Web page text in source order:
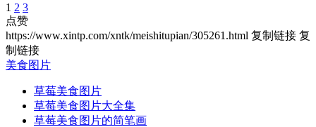
1 2 3
点赞
https://www.xintp.com/xntk/meishitupian/305261.html 复制链接 复
制链接
美食图片
草莓美食图片
草莓美食图片大全集
草莓美食图片的简笔画